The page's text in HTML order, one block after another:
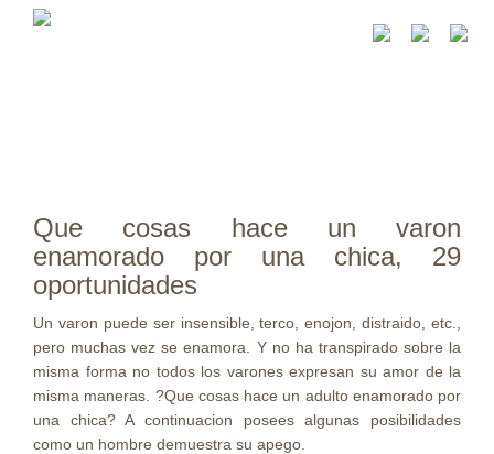
Que cosas hace un varon
enamorado por una chica, 29
oportunidades
Un varon puede ser insensible, terco, enojon, distraido, etc.,
pero muchas vez se enamora. Y no ha transpirado sobre la
misma forma no todos los varones expresan su amor de la
misma maneras. ?Que cosas hace un adulto enamorado por
una chica? A continuacion posees algunas posibilidades
como un hombre demuestra su apego.